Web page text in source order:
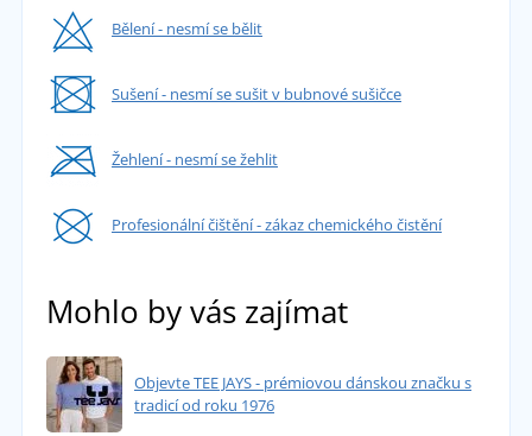
Bělení - nesmí se bělit
Sušení - nesmí se sušit v bubnové sušičce
Žehlení - nesmí se žehlit
Profesionální čištění - zákaz chemického čistění
Mohlo by vás zajímat
Objevte TEE JAYS - prémiovou dánskou značku s
tradicí od roku 1976